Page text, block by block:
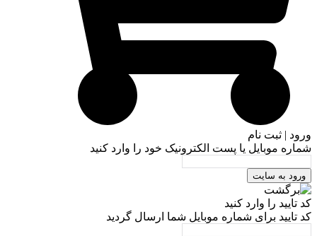
ورود | ثبت نام
شماره موبایل یا پست الکترونیک خود را وارد کنید
ورود به سایت
کد تایید را وارد کنید
کد تایید برای شماره موبایل شما ارسال گردید